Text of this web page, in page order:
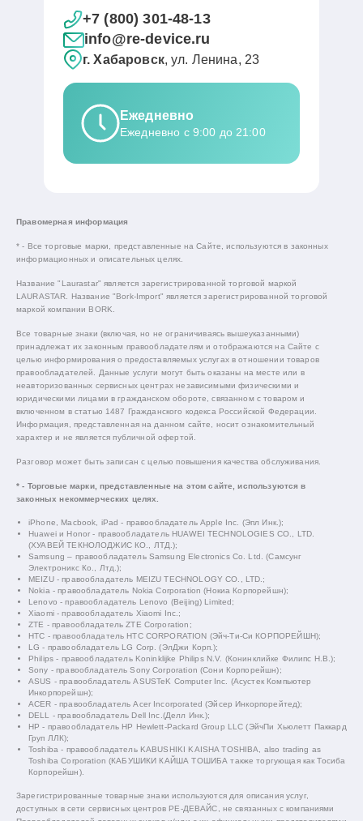
+7 (800) 301-48-13
info@re-device.ru
г. Хабаровск, ул. Ленина, 23
Ежедневно
Ежедневно с 9:00 до 21:00
Правомерная информация
* - Все торговые марки, представленные на Сайте, используются в законных
информационных и описательных целях.
Название "Laurastar" является зарегистрированной торговой маркой
LAURASTAR. Название "Bork-Import" является зарегистрированной торговой
маркой компании BORK.
Все товарные знаки (включая, но не ограничиваясь вышеуказанными)
принадлежат их законным правообладателям и отображаются на Сайте с
целью информирования о предоставляемых услугах в отношении товаров
правообладателей. Данные услуги могут быть оказаны на месте или в
неавторизованных сервисных центрах независимыми физическими и
юридическими лицами в гражданском обороте, связанном с товаром и
включенном в статью 1487 Гражданского кодекса Российской Федерации.
Информация, представленная на данном сайте, носит ознакомительный
характер и не является публичной офертой.
Разговор может быть записан с целью повышения качества обслуживания.
* - Торговые марки, представленные на этом сайте, используются в
законных некоммерческих целях.
iPhone, Macbook, iPad - правообладатель Apple Inc. (Эпл Инк.);
Huawei и Honor - правообладатель HUAWEI TECHNOLOGIES CO., LTD.
(ХУАВЕЙ ТЕКНОЛОДЖИС КО., ЛТД.);
Samsung – правообладатель Samsung Electronics Co. Ltd. (Самсунг
Электроникс Ко., Лтд.);
MEIZU - правообладатель MEIZU TECHNOLOGY CO., LTD.;
Nokia - правообладатель Nokia Corporation (Нокиа Корпорейшн);
Lenovo - правообладатель Lenovo (Beijing) Limited;
Xiaomi - правообладатель Xiaomi Inc.;
ZTE - правообладатель ZTE Corporation;
HTC - правообладатель HTC CORPORATION (Эйч-Ти-Си КОРПОРЕЙШН);
LG - правообладатель LG Corp. (ЭлДжи Корп.);
Philips - правообладатель Koninklijke Philips N.V. (Конинклийке Филипс Н.В.);
Sony - правообладатель Sony Corporation (Сони Корпорейшн);
ASUS - правообладатель ASUSTeK Computer Inc. (Асустек Компьютер
Инкорпорейшн);
ACER - правообладатель Acer Incorporated (Эйсер Инкорпорейтед);
DELL - правообладатель Dell Inc.(Делл Инк.);
HP - правообладатель HP Hewlett-Packard Group LLC (ЭйчПи Хьюлетт Паккард
Груп ЛЛК);
Toshiba - правообладатель KABUSHIKI KAISHA TOSHIBA, also trading as
Toshiba Corporation (КАБУШИКИ КАЙША ТОШИБА также торгующая как Тосиба
Корпорейшн).
Зарегистрированные товарные знаки используются для описания услуг,
доступных в сети сервисных центров РЕ-ДЕВАЙС, не связанных с компаниями